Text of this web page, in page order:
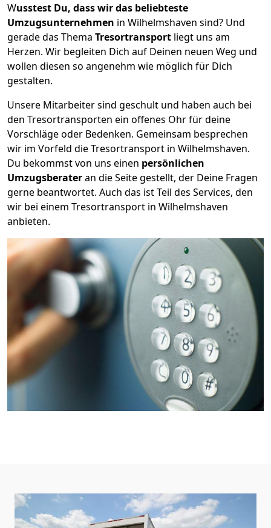
Wusstest Du, dass wir das beliebteste
Umzugsunternehmen in Wilhelmshaven sind? Und
gerade das Thema Tresortransport liegt uns am
Herzen. Wir begleiten Dich auf Deinen neuen Weg und
wollen diesen so angenehm wie möglich für Dich
gestalten.
Unsere Mitarbeiter sind geschult und haben auch bei
den Tresortransporten ein offenes Ohr für deine
Vorschläge oder Bedenken. Gemeinsam besprechen
wir im Vorfeld die Tresortransport in Wilhelmshaven.
Du bekommst von uns einen persönlichen
Umzugsberateran die Seite gestellt, der Deine Fragen
gerne beantwortet. Auch das ist Teil des Services, den
wir bei einem Tresortransport in Wilhelmshaven
anbieten.